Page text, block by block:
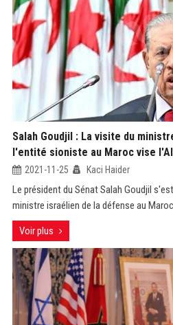
Salah Goudjil : La visite du
l'entité sioniste au Maroc vise
2021-11-25 Kaci Haider
Le président du Sénat Salah Goudjil
ministre israélien de la défense au
Voir plus